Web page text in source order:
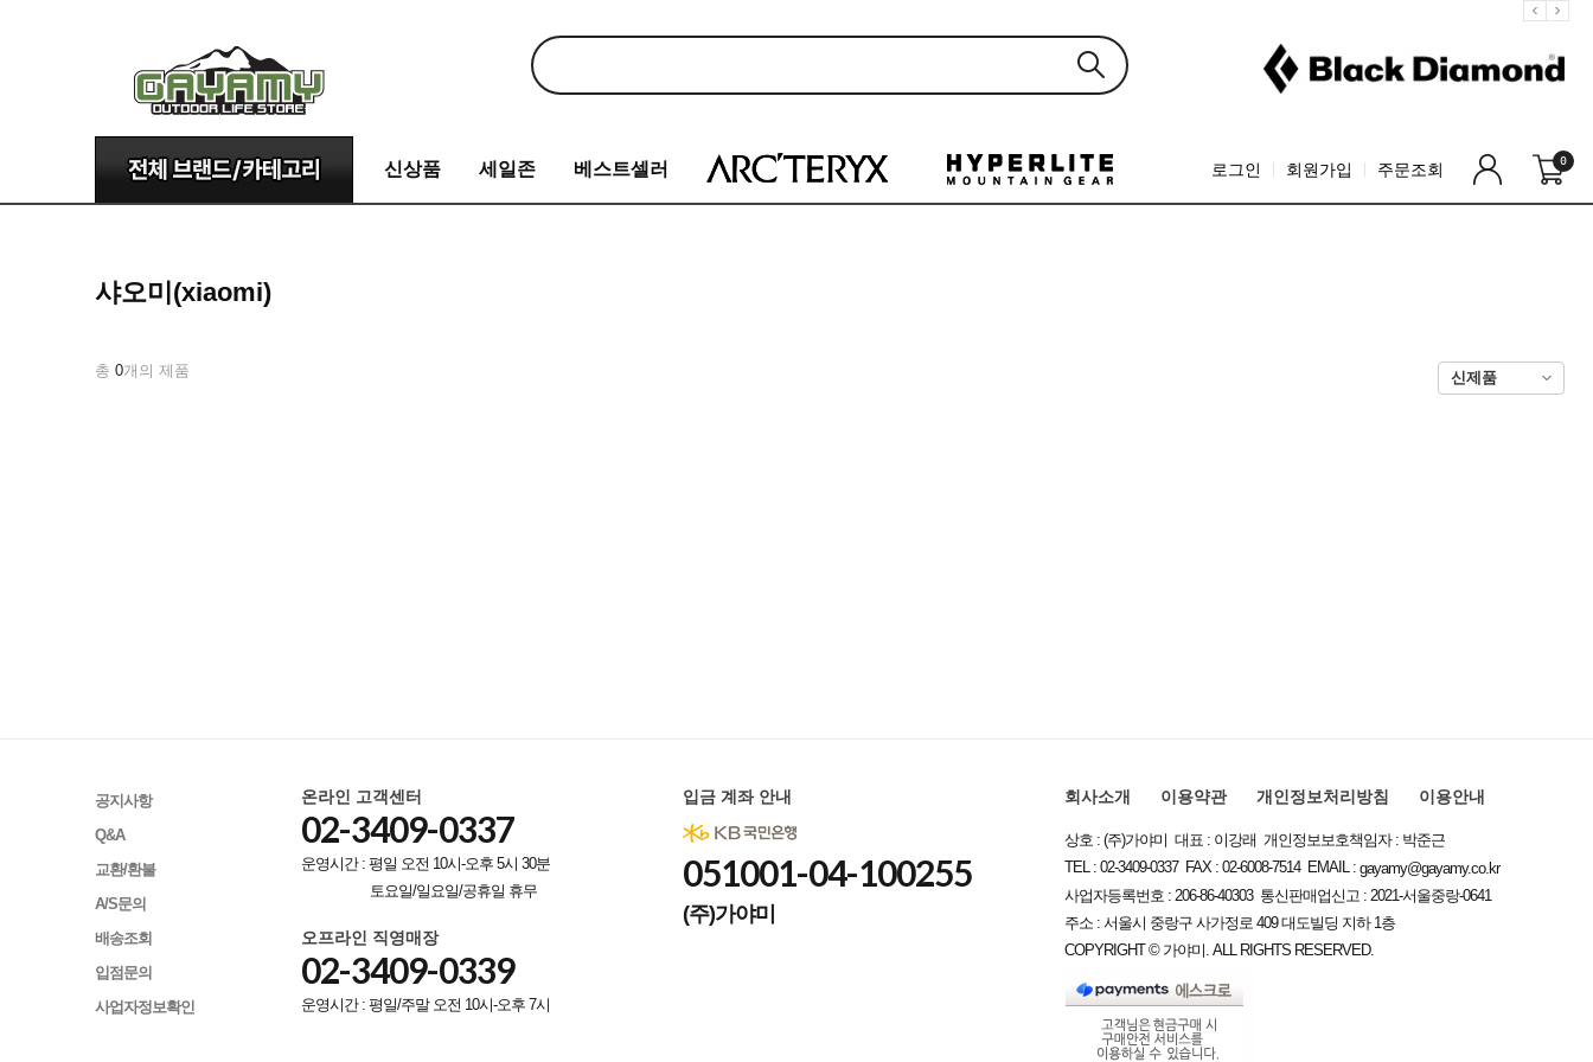
신상품 세일존 베스트셀러 로그인 회원가입 주문조회 0
샤오미(xiaomi)
총 0개의 제품
공지사항
Q&A
교환/환불
A/S문의
배송조회
입점문의
사업자정보확인
온라인 고객센터
02-3409-0337
운영시간 : 평일 오전 10시-오후 5시 30분
토요일/일요일/공휴일 휴무
오프라인 직영매장
02-3409-0339
운영시간 : 평일/주말 오전 10시-오후 7시
입금 계좌 안내
051001-04-100255
(주)가야미
회사소개 이용약관 개인정보처리방침 이용안내
상호 : (주)가야미 대표 : 이강래 개인정보보호책임자 : 박준근
TEL : 02-3409-0337 FAX : 02-6008-7514 EMAIL :gayamy@gayamy.co.kr
사업자등록번호 : 206-86-40303 통신판매업신고 : 2021-서울중랑-0641
주소 : 서울시 중랑구 사가정로 409 대도빌딩 지하 1층
COPYRIGHT © 가야미. ALL RIGHTS RESERVED.